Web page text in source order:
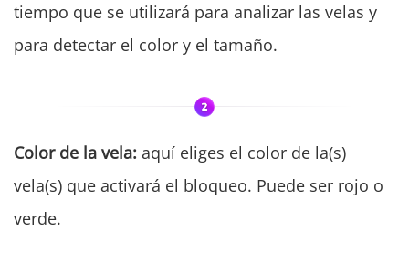
tiempo que se utilizará para analizar las velas y
para detectar el color y el tamaño.
Color de la vela: aquí eliges el color de la(s)
vela(s) que activará el bloqueo. Puede ser rojo o
verde.